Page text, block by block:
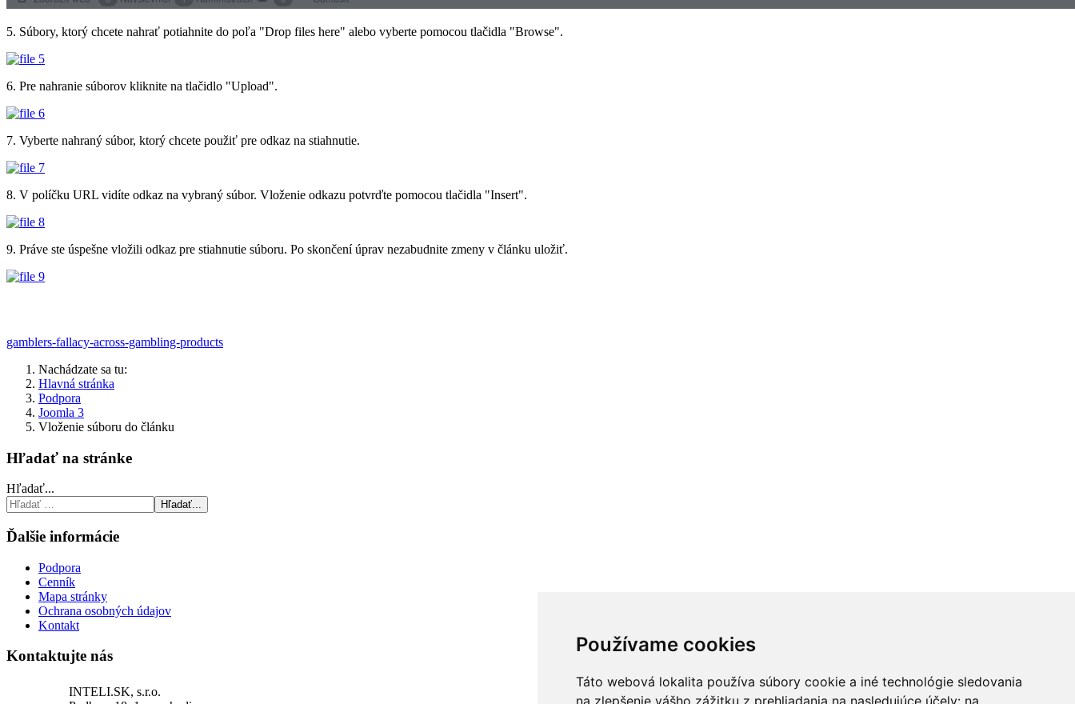
Používame cookies
Táto webová lokalita používa súbory cookie a iné technológie sledovania
na zlepšenie vášho zážitku z prehliadania na nasledujúce účely: na
5. Súbory, ktorý chcete nahrať potiahnite do poľa "Drop files here" alebo vyberte pomocou tlačidla "Browse".
6. Pre nahranie súborov kliknite na tlačidlo "Upload".
7. Vyberte nahraný súbor, ktorý chcete použiť pre odkaz na stiahnutie.
8. V políčku URL vidíte odkaz na vybraný súbor. Vloženie odkazu potvrďte pomocou tlačidla "Insert".
9. Práve ste úspešne vložili odkaz pre stiahnutie súboru. Po skončení úprav nezabudnite zmeny v článku uložiť.
gamblers-fallacy-across-gambling-products
Nachádzate sa tu:
Hlavná stránka
Podpora
Joomla 3
Vloženie súboru do článku
Hľadať na stránke
Hľadať...
Hľadať...
Ďalšie informácie
Podpora
Cenník
Mapa stránky
Ochrana osobných údajov
Kontakt
Kontaktujte nás
INTELI.SK, s.r.o.